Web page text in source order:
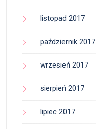
listopad 2017
październik 2017
wrzesień 2017
sierpień 2017
lipiec 2017